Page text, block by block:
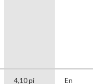
4,10 pi
En